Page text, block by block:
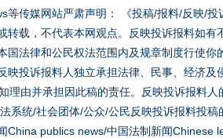
传媒网站严肃声明： 《投稿/报料/反映/投
转载，不代表本网观点。反映投诉报料如有
法律和公民权法范围内及规章制度行使你
映投诉报料人独立承担法律、民事、经济及
理由并承担因此稿的责任。反映投诉报料人
系统/社会团体/公众/公民反映投诉报料投稿
China publics news/中国法制新闻Chinese
法官巧妙执行解纠纷